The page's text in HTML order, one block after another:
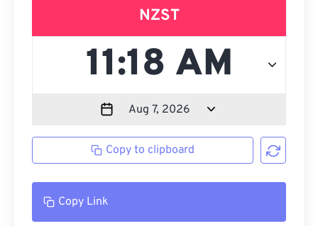
NZST
Copy to clipboard
Copy Link